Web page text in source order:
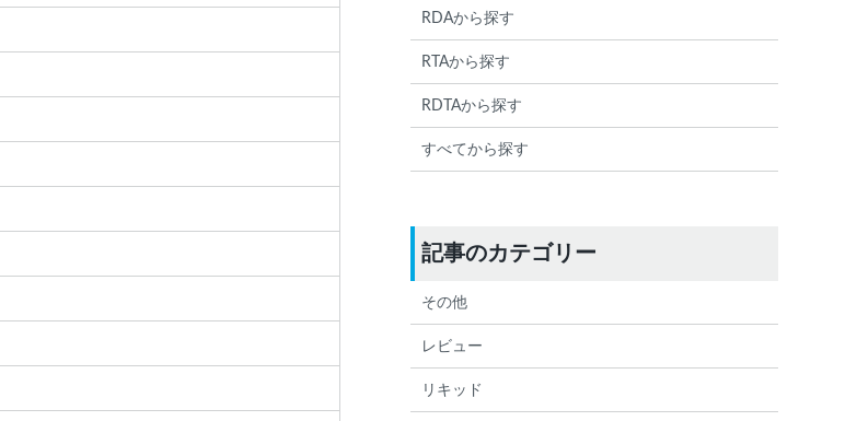
RDAから探す
RTAから探す
RDTAから探す
すべてから探す
記事のカテゴリー
その他
レビュー
リキッド